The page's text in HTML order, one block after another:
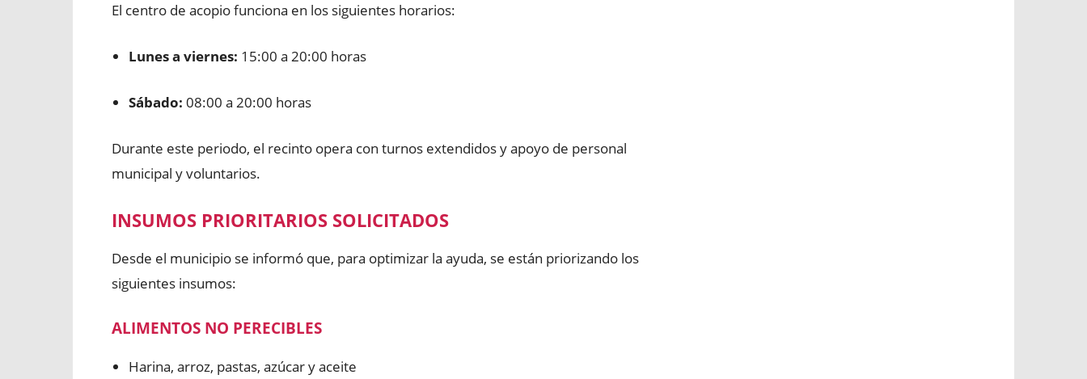
El centro de acopio funciona en los siguientes horarios:
Lunes a viernes: 15:00 a 20:00 horas
Sábado: 08:00 a 20:00 horas
Durante este periodo, el recinto opera con turnos extendidos y apoyo de personal
municipal y voluntarios.
INSUMOS PRIORITARIOS SOLICITADOS
Desde el municipio se informó que, para optimizar la ayuda, se están priorizando los
siguientes insumos:
ALIMENTOS NO PERECIBLES
Harina, arroz, pastas, azúcar y aceite